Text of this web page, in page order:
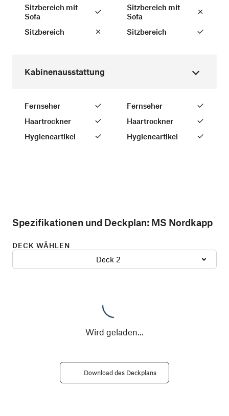
Sitzbereich mit
Sofa
Sitzbereich
Sitzbereich mit
Sofa
Sitzbereich
Kabinenausstattung
Fernseher
Haartrockner
Hygieneartikel
Fernseher
Haartrockner
Hygieneartikel
Spezifikationen und Deckplan: MS Nordkapp
DECK WÄHLEN
Deck 2
Wird geladen
Download des Deckplans